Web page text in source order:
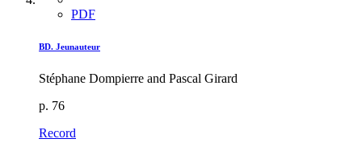
PDF
BD. Jeunauteur
Stéphane Dompierre and Pascal Girard
p. 76
Record